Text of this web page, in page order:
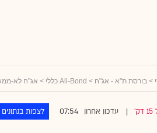
> בורסת ת"א - אג"ח > All-Bond כללי > אג"ח לא-
עדכון אחרון 07:54 לצפות